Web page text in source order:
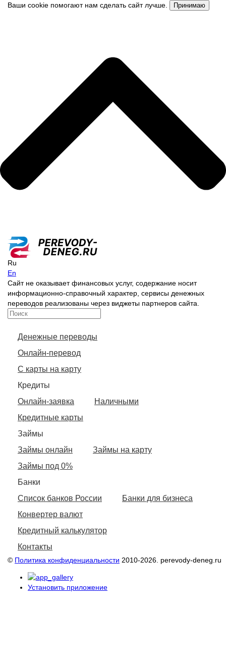
Ваши cookie помогают нам сделать сайт лучше.
Принимаю
Ru
En
Сайт не оказывает финансовых услуг, содержание носит
информационно-справочный характер, сервисы денежных
переводов реализованы через виджеты партнеров сайта.
Денежные переводы
Онлайн-перевод
С карты на карту
Кредиты
Онлайн-заявка
Наличными
Кредитные карты
Займы
Займы онлайн
Займы на карту
Займы под 0%
Банки
Список банков России
Банки для бизнеса
Конвертер валют
Кредитный калькулятор
Контакты
© Политика конфиденциальности 2010-2026. perevody-deneg.ru
Установить приложение